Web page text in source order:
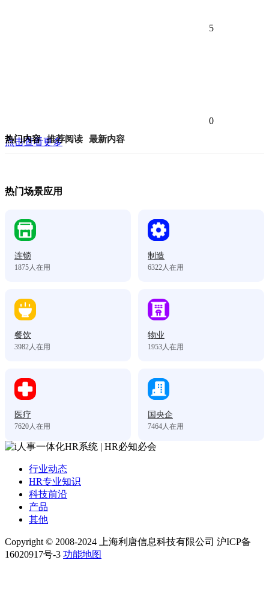
5
0
点击查看更多
热门内容 推荐阅读 最新内容
热门场景应用
连锁
1875人在用
制造
6322人在用
餐饮
3982人在用
物业
1953人在用
医疗
7620人在用
国央企
7464人在用
行业动态
HR专业知识
科技前沿
产品
其他
Copyright © 2008-2024 上海利唐信息科技有限公司 沪ICP备
16020917号-3 功能地图